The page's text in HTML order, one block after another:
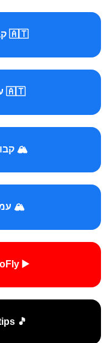
🇦🇹 קבוצת וינה למטיילים
🇦🇹 עמוד וינה למטיילים
🏔️
🏔️
▶️ YouTube - WhereToFly
🎵 TikTok - travelers.tips